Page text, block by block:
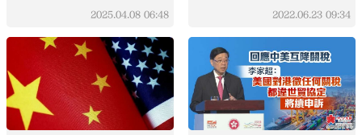
2025.04.08 06:48 2022.06.23 09:34